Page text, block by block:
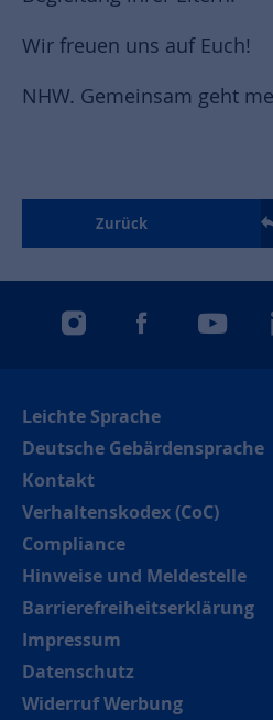
Wir freuen uns auf Euch!
NHW. Gemeinsam geht
Zurück
instagramfacebook
Leichte Sprache
Deutsche Gebärdensprache
Kontakt
Verhaltenskodex (CoC)
Compliance
Hinweise und Meldestelle
Barrierefreiheitserklärung
Impressum
Datenschutz
Widerruf Werbung